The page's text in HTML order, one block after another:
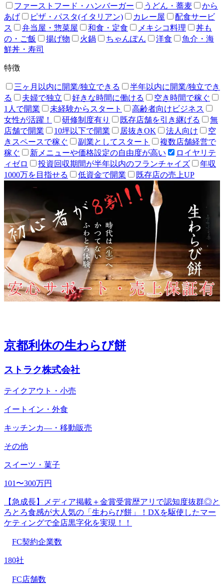
ファーストフード・ハンバーガー
うどん・蕎麦
から
あげ
ピザ・パスタ(イタリアン) カレー屋
配食サービ
ス
弁当屋・惣菜屋 和食・定食 メキシコ料理
丼も
の・ご飯
揚げ物 火鍋 ちゃんぽん 洋食
魚介・海
鮮丼・寿司
特徴
三ヶ月以内に開業/独立できる
半年以内に開業/独立でき
る
夫婦で独立 好きな時間に働ける
空き時間で稼ぐ
1人で開業
未経験からスタート
高齢者向けビジネス
女性が活躍！
研修制度有り 既存店舗を引き継げる
無
店舗で開業
10坪以下で開業 居抜きOK 法人向け
空
きスペースで稼ぐ
副業としてスタート
複数店舗経営で
稼ぐ
新メニューや価格設定の自由度が高い
ロイヤリテ
ィゼロ
投資回収期間が半年以内のフランチャイズ
年収
1000万を目指せる
低資金で開業 既存店の売上UP
京都利休の生わらび餅
ストラク株式会社
テイクアウト・小売
イートイン・外食
キッチンカ―・移動販売
その他
スイーツ・菓子
101〜300万円
【急成長】メディア掲載＋金賞受賞歴アリで認知度抜群◎と
ろとろ食感が大人気の「生わらび餅」！DXを駆使したマー
ケティングで全店黒字化を実現！！
FC契約企業数
180社
FC店舗数